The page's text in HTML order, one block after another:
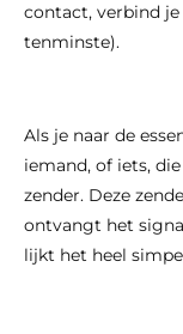
contact, verbind
tenminste).
Als je naar de
iemand, of iets,
zender. Deze
ontvangt het
lijkt het heel